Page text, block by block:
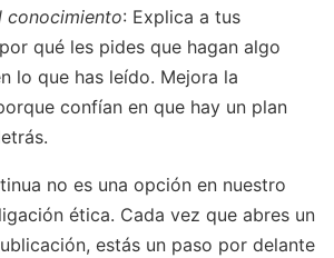
conocimiento: Explica a tus
qué les pides que hagan algo
lo que has leído. Mejora la
confían en que hay un plan
no es una opción en nuestro
ética. Cada vez que abres un
estás un paso por delante